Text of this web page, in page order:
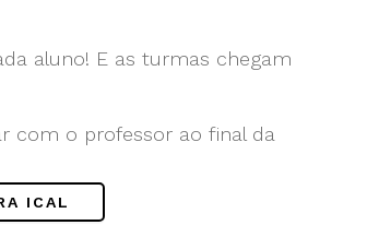
aluno! E as turmas chegam
com o professor ao final da
ICAL